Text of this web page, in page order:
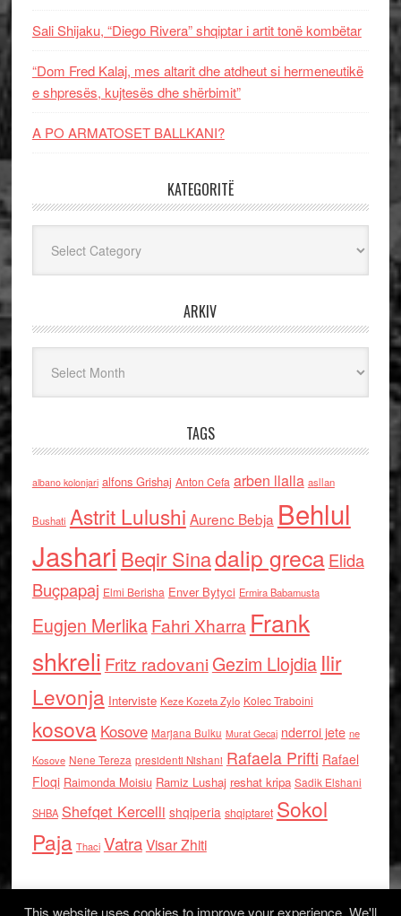
Sali Shijaku, “Diego Rivera” shqiptar i artit tonë kombëtar
“Dom Fred Kalaj, mes altarit dhe atdheut si hermeneutikë
e shpresës, kujtesës dhe shërbimit”
A PO ARMATOSET BALLKANI?
KATEGORITË
ARKIV
TAGS
albano kolonjari alfons Grishaj Anton Cefa arben llalla asllan
Bushati Astrit Lulushi Aurenc Bebja Behlul
Jashari Beqir Sinadalip grecaElida
Buçpapaj Elmi Berisha Enver Bytyci Ermira Babamusta
Eugjen MerlikaFahri Xharra Frank
shkreli Fritz radovaniGezim Llojdia Ilir
Levonja Interviste Keze Kozeta Zylo Kolec Traboini
kosova Kosove Marjana Bulku Murat Gecaj nderroi jete ne
Kosove Nene Tereza presidenti Nishani Rafaela Prifti Rafael
Floqi Raimonda Moisiu Ramiz Lushaj reshat kripa Sadik Elshani
SHBA Shefqet Kercelli shqiperia shqiptaret Sokol
Paja Thaci VatraVisar Zhiti
This website uses cookies to improve your experience. We'll